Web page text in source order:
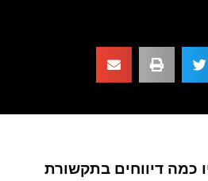
כמה דיווחים בתקשורת